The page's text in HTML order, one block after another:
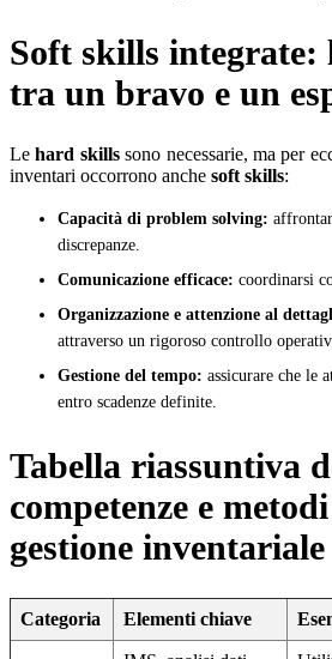
Soft skills integrate:
tra un bravo e un
Lehard skillssono necessarie, ma per
inventari occorrono anche soft skills:
Capacità di problem solving:
discrepanze.
Comunicazione efficace: coordinarsi
Organizzazione e attenzione al
attraverso un rigoroso controllo
Gestione del tempo: assicurare che le
entro scadenze definite.
Tabella riassuntiva
competenze e
gestione inventariale
Categoria Elementi chiave